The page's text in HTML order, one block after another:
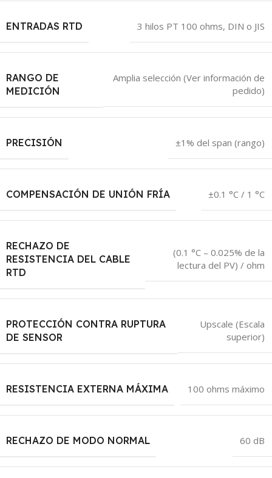
ENTRADAS RTD 3 hilos PT 100 ohms, DIN o JIS
RANGO DE
MEDICIÓN
Amplia selección (Ver información de
pedido)
PRECISIÓN ±1% del span (rango)
COMPENSACIÓN DE UNIÓN FRÍA ±0.1 °C / 1 °C
RECHAZO DE
RESISTENCIA DEL CABLE
RTD
(0.1 °C – 0.025% de la
lectura del PV) / ohm
PROTECCIÓN CONTRA RUPTURA
DE SENSOR
Upscale (Escala
superior)
RESISTENCIA EXTERNA MÁXIMA 100 ohms máximo
RECHAZO DE MODO NORMAL 60 dB